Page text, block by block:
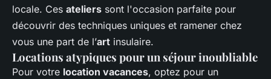
locale. Ces ateliers sont l'occasion parfaite pour
découvrir des techniques uniques et ramener chez
vous une part de l’art insulaire.
Locations atypiques pour un séjour inoubliable
Pour votre location vacances, optez pour un